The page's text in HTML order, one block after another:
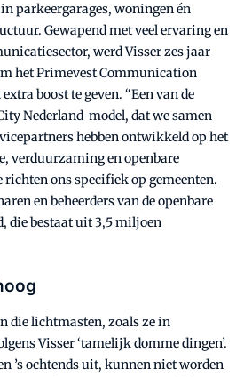
parkeergarages, woningen én
Gewapend met veel ervaring en
werd Visser zes jaar
het Primevest Communication
boost te geven. “Een van de
Nederland-model, dat we samen
hebben ontwikkeld op het
verduurzaming en openbare
ons specifiek op gemeenten.
en beheerders van de openbare
die bestaat uit 3,5 miljoen
die lichtmasten, zoals ze in
Visser ‘tamelijk domme dingen’.
’s ochtends uit, kunnen niet worden